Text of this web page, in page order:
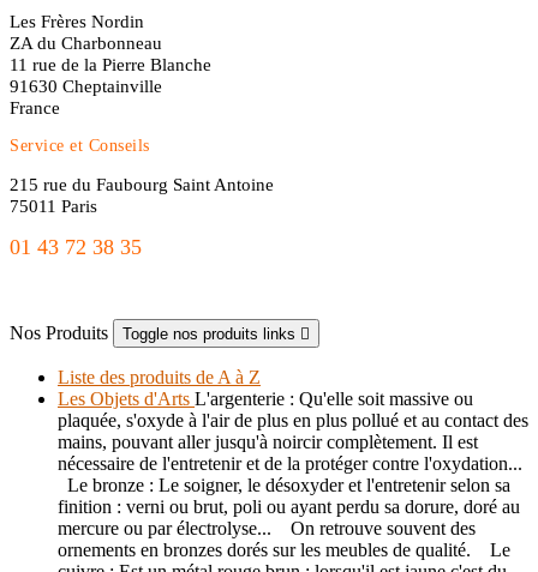
Les Frères Nordin
ZA du Charbonneau
11 rue de la Pierre Blanche
91630 Cheptainville
France
Service et Conseils
215 rue du Faubourg Saint Antoine
75011 Paris
01 43 72 38 35
Nos Produits Toggle nos produits links 
Liste des produits de A à Z
Les Objets d'Arts L'argenterie : Qu'elle soit massive ou
plaquée, s'oxyde à l'air de plus en plus pollué et au contact des
mains, pouvant aller jusqu'à noircir complètement. Il est
nécessaire de l'entretenir et de la protéger contre l'oxydation...
Le bronze : Le soigner, le désoxyder et l'entretenir selon sa
finition : verni ou brut, poli ou ayant perdu sa dorure, doré au
mercure ou par électrolyse... On retrouve souvent des
ornements en bronzes dorés sur les meubles de qualité. Le